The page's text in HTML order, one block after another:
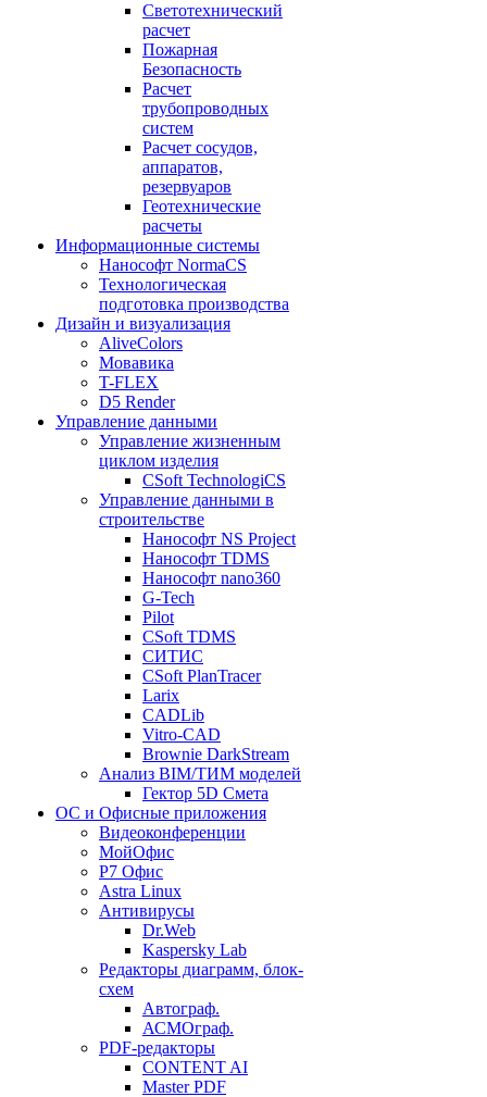
Светотехнический
расчет
Пожарная
Безопасность
Расчет
трубопроводных
систем
Расчет сосудов,
аппаратов,
резервуаров
Геотехнические
расчеты
Информационные системы
Нанософт NormaCS
Технологическая
подготовка производства
Дизайн и визуализация
AliveColors
Мовавика
T-FLEX
D5 Render
Управление данными
Управление жизненным
циклом изделия
CSoft TechnologiCS
Управление данными в
строительстве
Нанософт NS Project
Нанософт TDMS
Нанософт nano360
G-Tech
Pilot
CSoft TDMS
СИТИС
CSoft PlanTracer
Larix
CADLib
Vitro-CAD
Brownie DarkStream
Анализ BIM/ТИМ моделей
Гектор 5D Смета
ОС и Офисные приложения
Видеоконференции
МойОфис
P7 Офис
Astra Linux
Антивирусы
Dr.Web
Kaspersky Lab
Редакторы диаграмм, блок-
схем
Автограф.
АСМОграф.
PDF-редакторы
CONTENT AI
Master PDF